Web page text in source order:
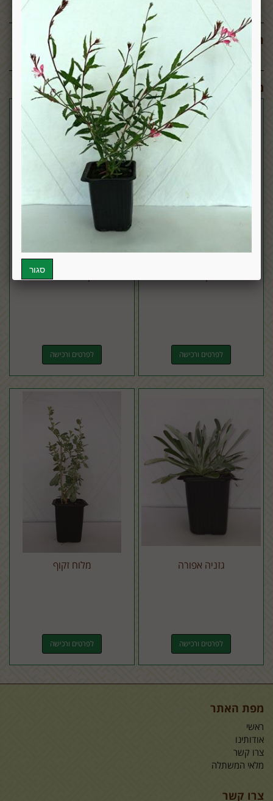
תגובות:
מוצרים דומים:
לפרטים ורכישה
דיון ספינולוסום
לפרטים ורכישה
גזניה אפורה
לפרטים ורכישה
מלוח זקוף
לפרטים ורכישה
מפת האתר
ראשי
אודותינו
צרו קשר
מלאי המשתלה
צרו קשר